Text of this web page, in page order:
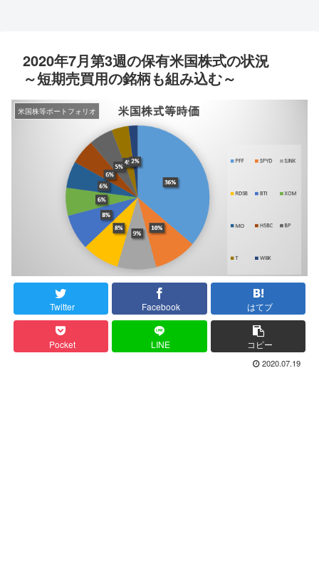
2020年7月第3週の保有米国株式の状況
～短期売買用の銘柄も組み込む～
米国株等ポートフォリオ
Twitter Facebook はてブ
Pocket LINE コピー
2020.07.19